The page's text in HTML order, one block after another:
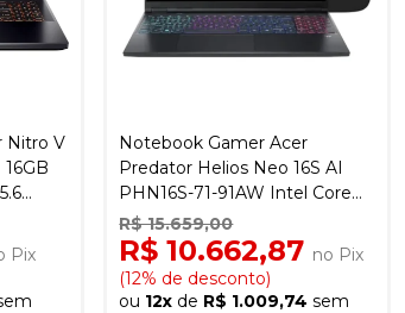
Nitro V
Preto
Pix
Notebook Gamer Acer
Predator Helios Neo 16S AI
PHN16S-71-91AW Intel Core
Ultra 9 275HX 1TB SSD 16RAM
16" GeForce RTX5060 8GB -
Obsidian Preto
R$ 15.659,00
R$ 10.662,87 no Pix
(12% de desconto)
ou 12x de R$ 1.009,74 sem